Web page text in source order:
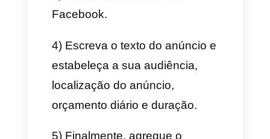
– Ter uma conta comercial do
WhatsApp, preferivelmente API
para opções avançadas.
– Conectar a sua conta do